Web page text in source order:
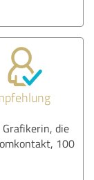
die
100